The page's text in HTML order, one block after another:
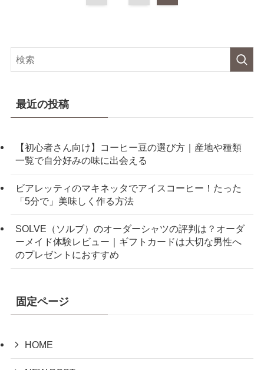
最近の投稿
【初心者さん向け】コーヒー豆の選び方｜産地や種類
一覧で自分好みの味に出会える
ビアレッティのマキネッタでアイスコーヒー！たった
「5分で」美味しく作る方法
SOLVE（ソルブ）のオーダーシャツの評判は？オーダ
ーメイド体験レビュー｜ギフトカードは大切な男性へ
のプレゼントにおすすめ
固定ページ
HOME